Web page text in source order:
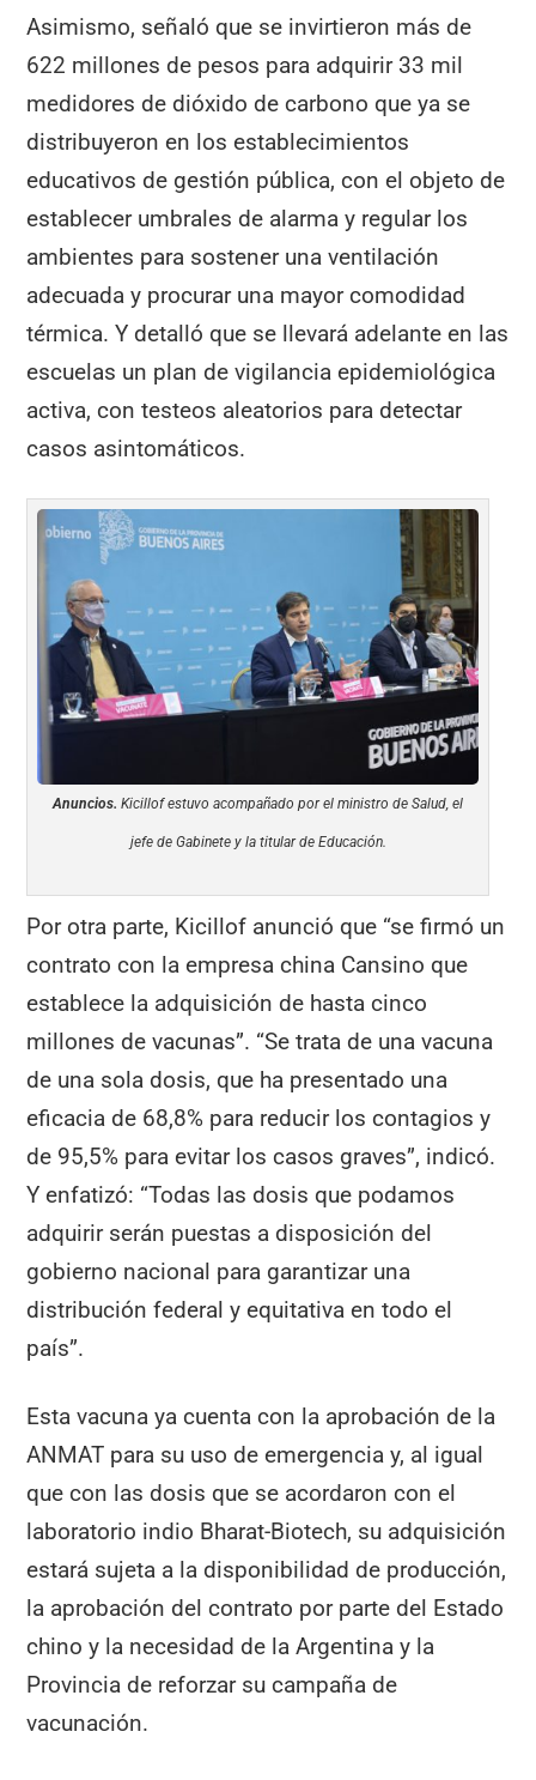
Asimismo, señaló que se invirtieron más de
622 millones de pesos para adquirir 33 mil
medidores de dióxido de carbono que ya se
distribuyeron en los establecimientos
educativos de gestión pública, con el objeto de
establecer umbrales de alarma y regular los
ambientes para sostener una ventilación
adecuada y procurar una mayor comodidad
térmica. Y detalló que se llevará adelante en las
escuelas un plan de vigilancia epidemiológica
activa, con testeos aleatorios para detectar
casos asintomáticos.
Anuncios. Kicillof estuvo acompañado por el ministro de Salud, el
jefe de Gabinete y la titular de Educación.
Por otra parte, Kicillof anunció que “se firmó un
contrato con la empresa china Cansino que
establece la adquisición de hasta cinco
millones de vacunas”. “Se trata de una vacuna
de una sola dosis, que ha presentado una
eficacia de 68,8% para reducir los contagios y
de 95,5% para evitar los casos graves”, indicó.
Y enfatizó: “Todas las dosis que podamos
adquirir serán puestas a disposición del
gobierno nacional para garantizar una
distribución federal y equitativa en todo el
país”.
Esta vacuna ya cuenta con la aprobación de la
ANMAT para su uso de emergencia y, al igual
que con las dosis que se acordaron con el
laboratorio indio Bharat-Biotech, su adquisición
estará sujeta a la disponibilidad de producción,
la aprobación del contrato por parte del Estado
chino y la necesidad de la Argentina y la
Provincia de reforzar su campaña de
vacunación.